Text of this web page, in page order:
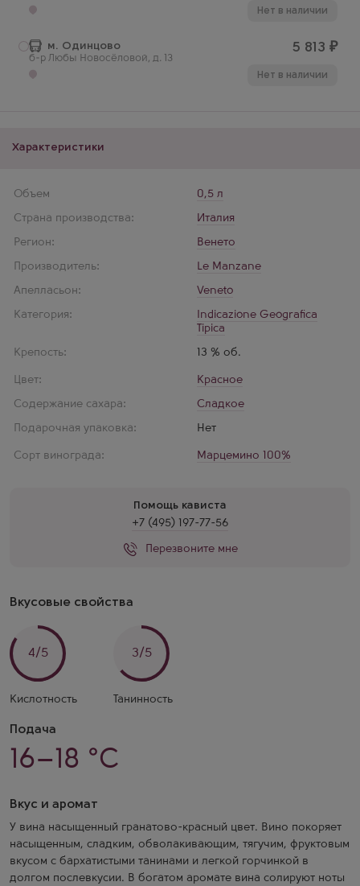
Характеристики
Объем
0,5 л
Страна производства:
Италия
Регион:
Венето
Производитель:
Le Manzane
Апелласьон:
Veneto
Категория:
Indicazione Geografica
Tipica
Крепость:
13 % об.
Цвет:
Красное
Содержание сахара:
Сладкое
Подарочная упаковка:
Нет
Сорт винограда: Марцемино 100%
Помощь кависта
+7 (495) 197-77-56
Перезвоните мне
Нет в наличии
м. Одинцово
б-р Любы Новосёловой, д. 13
5 813 ₽
Нет в наличии
Подача
16–18 °C
Вкус и аромат
У вина насыщенный гранатово-красный цвет. Вино покоряет
насыщенным, сладким, обволакивающим, тягучим, фруктовым
вкусом с бархатистыми танинами и легкой горчинкой в
долгом ​​послевкусии. В богатом аромате вина солируют ноты
Вкусовые свойства
4/5
Кислотность
3/5
Танинность